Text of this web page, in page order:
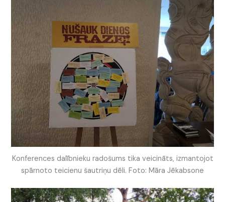
Konferences dalībnieku radošums tika veicināts, izmantojot
spārnoto teicienu šautriņu dēli. Foto: Māra Jēkabsone